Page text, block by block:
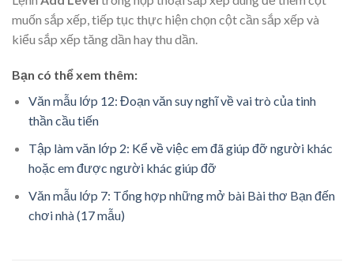
muốn sắp xếp, tiếp tục thực hiện chọn cột cần sắp xếp và
kiểu sắp xếp tăng dần hay thu dần.
Bạn có thể xem thêm:
Văn mẫu lớp 12: Đoạn văn suy nghĩ về vai trò của tinh
thần cầu tiến
Tập làm văn lớp 2: Kể về việc em đã giúp đỡ người khác
hoặc em được người khác giúp đỡ
Văn mẫu lớp 7: Tổng hợp những mở bài Bài thơ Bạn đến
chơi nhà (17 mẫu)